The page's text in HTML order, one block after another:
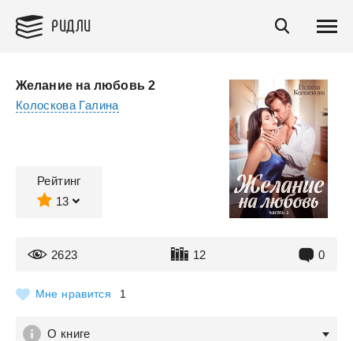
РИДЛИ
Желание на любовь 2
Колоскова Галина
Рейтинг
13
2623 12 0
Мне нравится 1
О книге